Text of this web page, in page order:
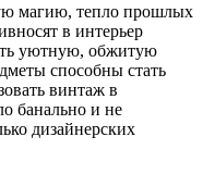
магию, тепло прошлых
в интерьер
уютную, обжитую
способны стать
винтаж в
банально и не
дизайнерских